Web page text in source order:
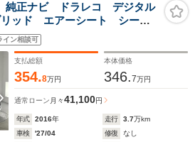
正ナビ ドラレコ デジタル
ッド エアーシート シート
全方位カメラ レザーシー
軽減システム ステアリン
イン相談可
支払総額
354.8万円
本体価格
346.7万円
通常ローン 月々41,100円
年式 2016年 走行 3.7万km
車検
'27/04 修復
なし